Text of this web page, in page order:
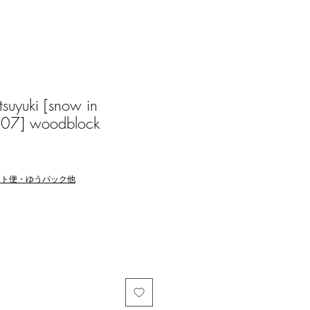
[snow in
woodblock
便・ゆうパック他